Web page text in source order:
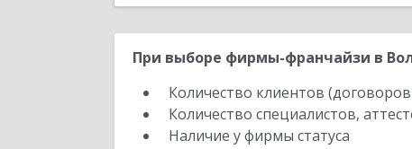
При выборе фирмы-франчайзи в
Количество клиентов
Количество специалистов,
Наличие у фирмы статуса